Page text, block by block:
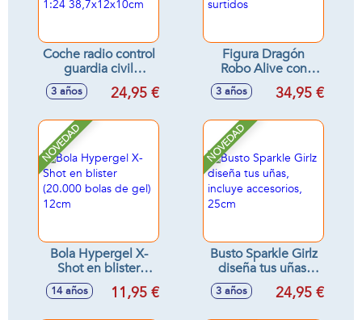
Coche radio control
guardia civil
Renegade rs.
Escala 1:24
3 años 24,95 €
Figura Dragón
Robo Alive con
sonidos - Modelos
surtidos
3 años 34,95 €
NOVEDAD
Bola Hypergel X-
Shot en blister
(20.000 bolas de
gel) 12cm
14 años 11,95 €
NOVEDAD
Busto Sparkle Girlz
diseña tus uñas,
incluye accesorios,
25cm
3 años 24,95 €